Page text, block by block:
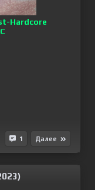
Hardcore
1 Далее